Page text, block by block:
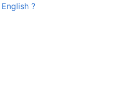
English ?